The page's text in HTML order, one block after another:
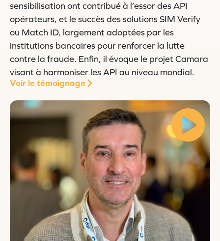
sensibilisation ont contribué à l’essor des API
opérateurs, et le succès des solutions SIM Verify
ou Match ID, largement adoptées par les
institutions bancaires pour renforcer la lutte
contre la fraude. Enfin, il évoque le projet Camara
visant à harmoniser les API au niveau mondial.
Voir le témoignage